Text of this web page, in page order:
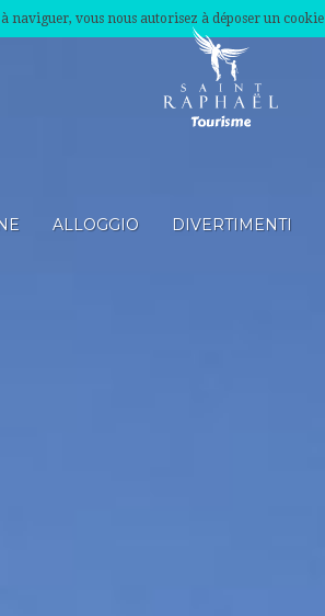
naviguer, vous nous autorisez à déposer un
ALLOGGIO DIVERTIMENTI